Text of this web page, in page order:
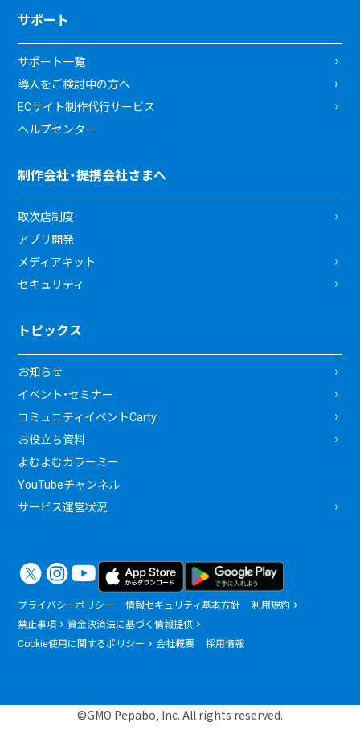
サポート
サポート一覧
導入をご検討中の方へ
ECサイト制作代行サービス
ヘルプセンター
制作会社・提携会社さまへ
取次店制度
アプリ開発
メディアキット
セキュリティ
トピックス
お知らせ
イベント・セミナー
コミュニティイベントCarty
お役立ち資料
よむよむカラーミー
YouTubeチャンネル
サービス運営状況
プライバシーポリシー 情報セキュリティ基本方針
利用規約
禁止事項
資金決済法に基づく情報提供
Cookie使用に関するポリシー
会社概要 採用情報
©GMO Pepabo, Inc. All rights reserved.